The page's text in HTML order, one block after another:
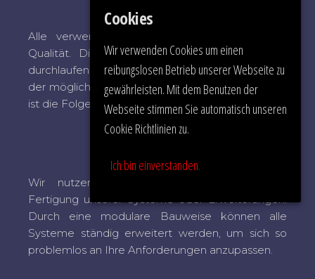
Alle verwendeten Materialien haben höchste
Qualität. Die Systeme sind handgefertigt und
durchlaufen eine strenge Prüfung bis zum Rande
der möglichen Belastung. Ein langlebiges System
ist die Folge.
Wir nutzen neueste Technologien für die
Fertigung unserer Systeme oder Erweiterungen.
Durch eine modulare Bauweise können alle
Systeme ständig erweitert werden, um sich so
problemlos an Ihre Anforderungen anzupassen.
Cookies
Wir verwenden Cookies um einen
reibungslosen Betrieb unserer Webseite zu
gewährleisten. Mit dem Benutzen der
Webseite stimmen Sie automatisch unseren
Cookie Richtlinien zu.
Ich bin einverstanden.